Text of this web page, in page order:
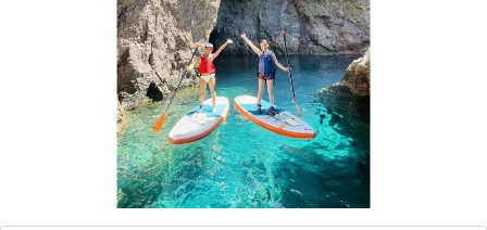
今回は山形県天童市のおすすめ温泉をご紹介します！